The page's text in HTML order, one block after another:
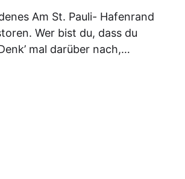
Am St. Pauli- Hafenrand
Wer bist du, dass du
mal darüber nach,…